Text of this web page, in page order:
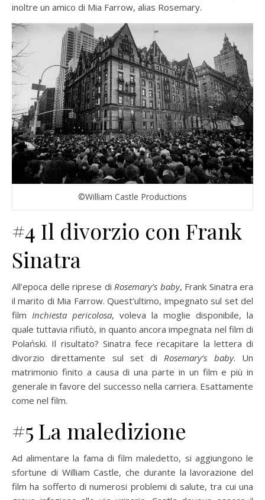
inoltre un amico di Mia Farrow, alias Rosemary.
©William Castle Productions
#4 Il divorzio con Frank
Sinatra
All’epoca delle riprese di Rosemary’s baby, Frank Sinatra era
il marito di Mia Farrow. Quest’ultimo, impegnato sul set del
film Inchiesta pericolosa, voleva la moglie disponibile, la
quale tuttavia rifiutò, in quanto ancora impegnata nel film di
Polański. Il risultato? Sinatra fece recapitare la lettera di
divorzio direttamente sul set di Rosemary’s baby. Un
matrimonio finito a causa di una parte in un film e più in
generale in favore del successo nella carriera. Esattamente
come nel film.
#5 La maledizione
Ad alimentare la fama di film maledetto, si aggiungono le
sfortune di William Castle, che durante la lavorazione del
film ha sofferto di numerosi problemi di salute, tra cui una